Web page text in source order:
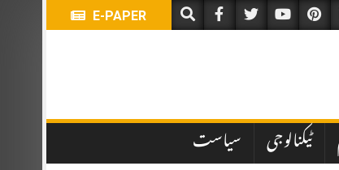
E-PAPER
ٹیکنالوجی سیاست